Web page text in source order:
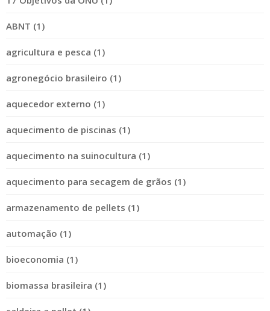
ABNT (1)
agricultura e pesca (1)
agronegócio brasileiro (1)
aquecedor externo (1)
aquecimento de piscinas (1)
aquecimento na suinocultura (1)
aquecimento para secagem de grãos (1)
armazenamento de pellets (1)
automação (1)
bioeconomia (1)
biomassa brasileira (1)